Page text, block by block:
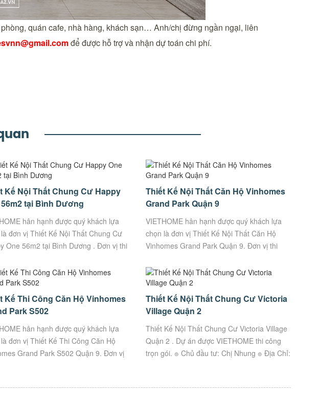
quán cafe, nhà hàng, khách sạn… Anh/chị đừng ngần ngại, liên
để được hỗ trợ và nhận dự toán chi phí.
Kế Nội Thất Chung Cư Happy
tại Bình Dương
hân hạnh được quý khách lựa
đơn vị Thiết Kế Nội Thất Chung Cư
One 56m2 tại Bình Dương . Đơn vị thi
Thiết Kế Nội Thất Căn Hộ Vinhomes
Grand Park Quận 9
VIETHOME hân hạnh được quý khách lựa
chọn là đơn vị Thiết Kế Nội Thất Căn Hộ
Vinhomes Grand Park Quận 9. Đơn vị thi
sản xuất trực...
Kế Thi Công Căn Hộ Vinhomes
Park S502
hân hạnh được quý khách lựa
đơn vị Thiết Kế Thi Công Căn Hộ
Grand Park S502 Quận 9. Đơn vị
Thiết Kế Nội Thất Chung Cư Victoria
Village Quận 2
Thiết Kế Nội Thất Chung Cư Victoria Village
Quận 2 . Dự án được VIETHOME thi công
trọn gói. ๏ Chủ đầu tư: Chị Nhung ๏ Địa Chỉ: